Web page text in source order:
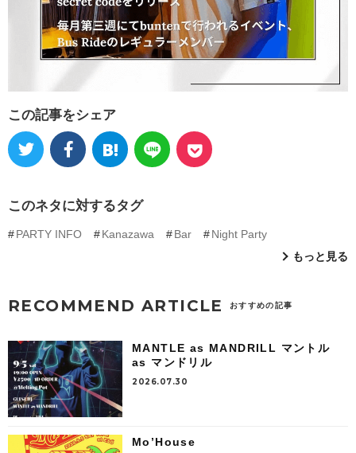
この記事をシェア
このネタに対するタグ
PARTY INFO Kanazawa Bar
Night Party
もっと見る
RECOMMEND ARTICLE おすすめの記事
MANTLE as MANDRILL マントル
as マンドリル
2026.07.30
Mo’House